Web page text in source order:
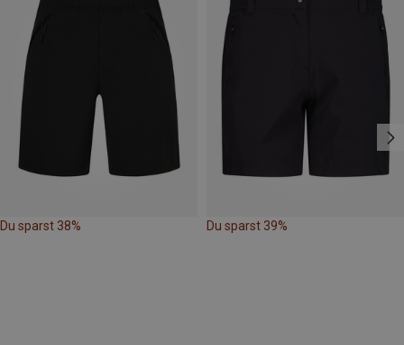
Du sparst 38% Du sparst 39%